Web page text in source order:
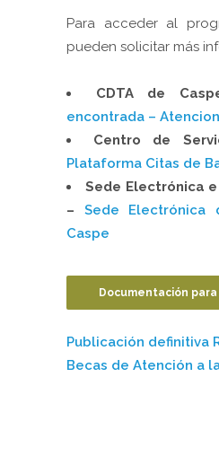
Para acceder al
pueden solicitar más
CDTA de
encontrada –
Centro de
Plataforma Citas de
Sede Electrónica
–
Sede Electrónica
Caspe
Documentación
Publicación definitiva
Becas de Atención a